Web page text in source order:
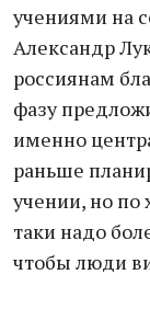
учениями на
Александр
россиянам
фазу
именно
раньше
учении, но по
таки надо
чтобы люди